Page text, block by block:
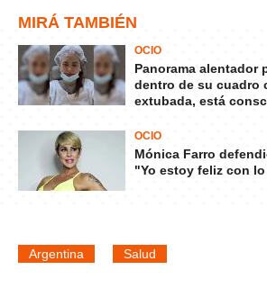
MIRÁ TAMBIÉN
OCIO
Panorama alentador
dentro de su cuadro
extubada, está
OCIO
Mónica Farro
"Yo estoy feliz con
Argentina Salud